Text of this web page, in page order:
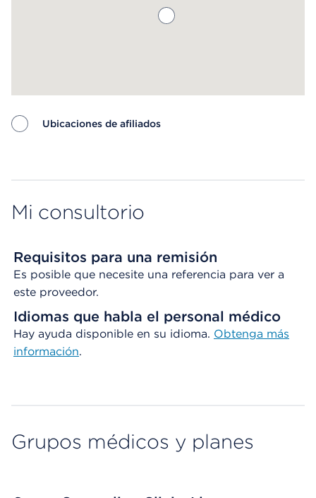
Ubicaciones de afiliados
Mi consultorio
Requisitos para una remisión
Es posible que necesite una referencia para ver a
este proveedor.
Idiomas que habla el personal médico
Hay ayuda disponible en su idioma. Obtenga más
información.
Grupos médicos y planes